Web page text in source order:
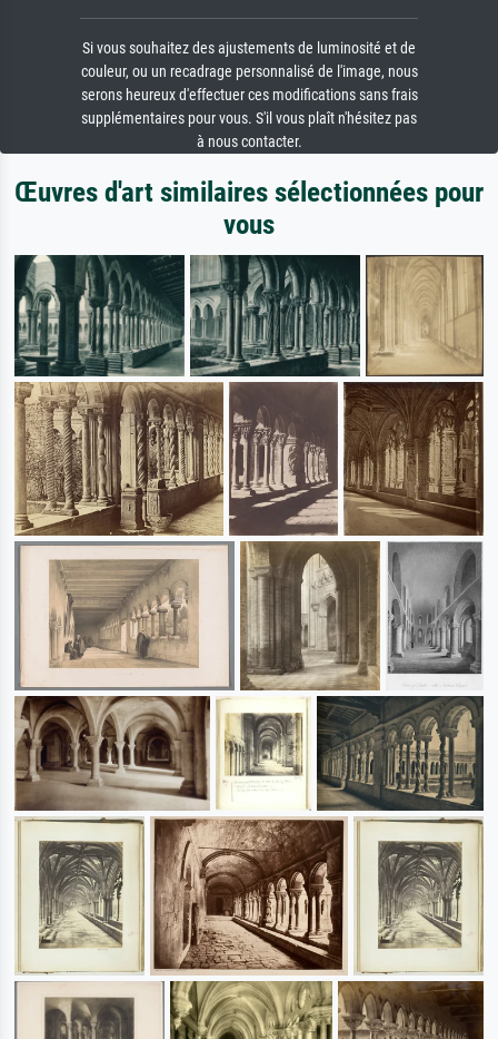
Si vous souhaitez des ajustements de luminosité et de
couleur, ou un recadrage personnalisé de l'image, nous
serons heureux d'effectuer ces modifications sans frais
supplémentaires pour vous. S'il vous plaît n'hésitez pas
à nous contacter.
Œuvres d'art similaires sélectionnées pour
vous